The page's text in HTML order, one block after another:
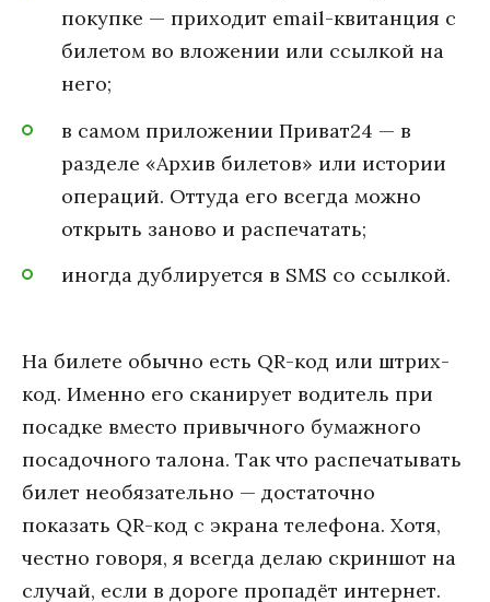
покупке — приходит email-квитанция с
билетом во вложении или ссылкой на
него;
в самом приложении Приват24 — в
разделе «Архив билетов» или истории
операций. Оттуда его всегда можно
открыть заново и распечатать;
иногда дублируется в SMS со ссылкой.
На билете обычно есть QR-код или штрих-
код. Именно его сканирует водитель при
посадке вместо привычного бумажного
посадочного талона. Так что распечатывать
билет необязательно — достаточно
показать QR-код с экрана телефона. Хотя,
честно говоря, я всегда делаю скриншот на
случай, если в дороге пропадёт интернет.